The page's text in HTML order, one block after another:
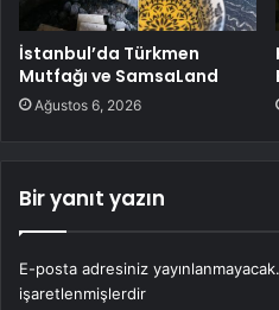
İstanbul’da Türkmen
Mutfağı ve SamsaLand
Ağustos 6, 2026
Bir yanıt yazın
E-posta adresiniz yayınlanmayacak.
işaretlenmişlerdir